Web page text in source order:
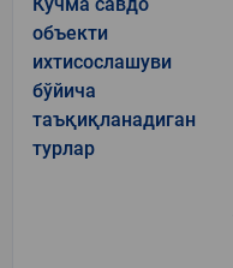
объекти
ихтисослашуви
бўйича
таъқиқланадиган
турлар